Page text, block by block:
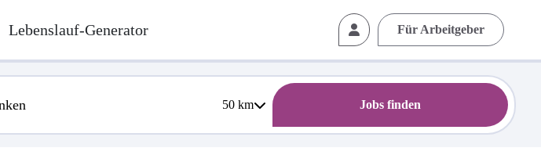
Lebenslauf-Generator Für Arbeitgeber
50km Jobs finden